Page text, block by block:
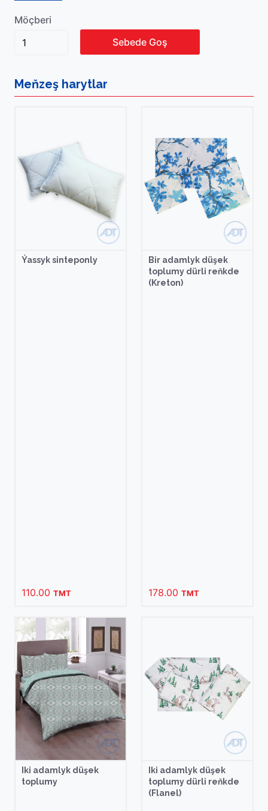
Möçberi
Sebede Goş
Meňzeş harytlar
Ýassyk sinteponly
110.00 TMT
Bir adamlyk düşek
toplumy dürli reňkde
(Kreton)
178.00 TMT
Iki adamlyk düşek
toplumy
Iki adamlyk düşek
toplumy dürli reňkde
(Flanel)